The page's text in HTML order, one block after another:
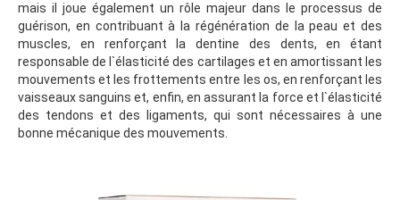
mais il joue également un rôle majeur dans le processus de
guérison, en contribuant à la régénération de la peau et des
muscles, en renforçant la dentine des dents, en étant
responsable de l`élasticité des cartilages et en amortissant les
mouvements et les frottements entre les os, en renforçant les
vaisseaux sanguins et, enfin, en assurant la force et l`élasticité
des tendons et des ligaments, qui sont nécessaires à une
bonne mécanique des mouvements.